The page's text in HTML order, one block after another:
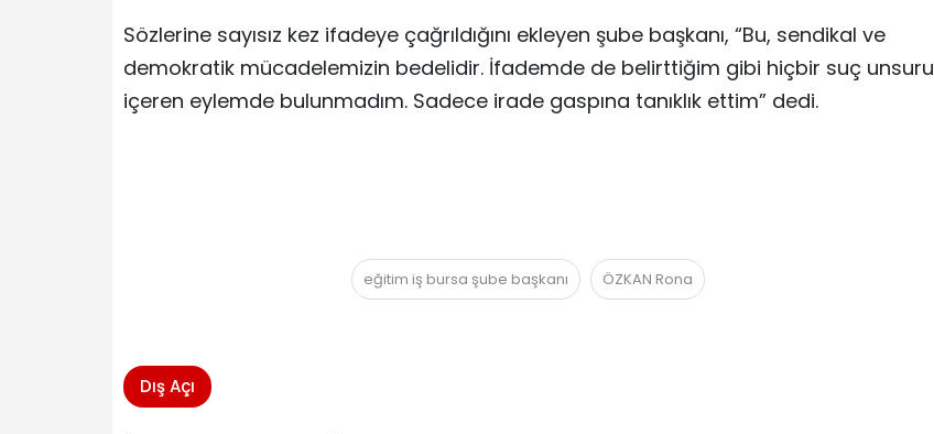
Sözlerine sayısız kez ifadeye çağrıldığını ekleyen şube başkanı, “Bu, sendikal ve
demokratik mücadelemizin bedelidir. İfademde de belirttiğim gibi hiçbir suç unsuru
içeren eylemde bulunmadım. Sadece irade gaspına tanıklık ettim” dedi.
eğitim iş bursa şube başkanı ÖZKAN Rona
Dış Açı